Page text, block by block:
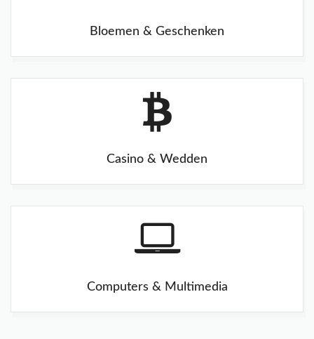
Bloemen & Geschenken
Casino & Wedden
Computers & Multimedia